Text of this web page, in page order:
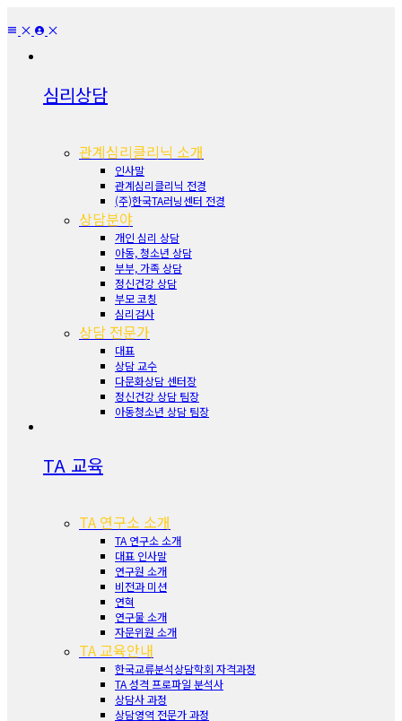
심리상담
관계심리클리닉 소개
인사말
관계심리클리닉 전경
(주)한국TA러닝센터 전경
상담분야
개인 심리 상담
아동, 청소년 상담
부부, 가족 상담
정신건강 상담
부모 코칭
심리검사
상담 전문가
대표
상담 교수
다문화상담 센터장
정신건강 상담 팀장
아동청소년 상담 팀장
TA 교육
TA 연구소 소개
TA 연구소 소개
대표 인사말
연구원 소개
비전과 미션
연혁
연구물 소개
자문위원 소개
TA 교육안내
한국교류분석상담학회 자격과정
TA 성격 프로파일 분석사
상담사 과정
상담영역 전문가 과정